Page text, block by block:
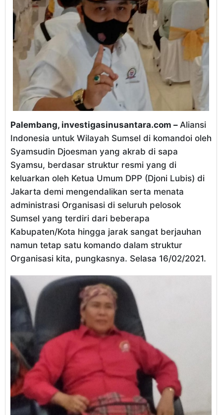
Palembang, investigasinusantara.com – Aliansi
Indonesia untuk Wilayah Sumsel di komandoi oleh
Syamsudin Djoesman yang akrab di sapa
Syamsu, berdasar struktur resmi yang di
keluarkan oleh Ketua Umum DPP (Djoni Lubis) di
Jakarta demi mengendalikan serta menata
administrasi Organisasi di seluruh pelosok
Sumsel yang terdiri dari beberapa
Kabupaten/Kota hingga jarak sangat berjauhan
namun tetap satu komando dalam struktur
Organisasi kita, pungkasnya. Selasa 16/02/2021.